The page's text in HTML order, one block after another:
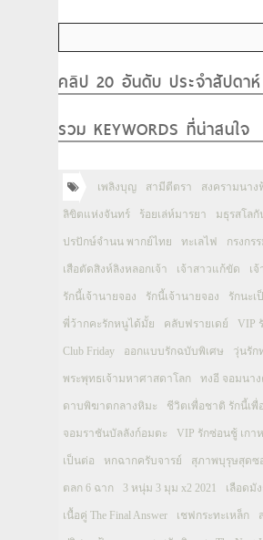
คลิป 20 อันดับ ประจำสัปดาห์
รวม KEYWORDS ที่น่าสนใจ
เพลิงบุญ สามีตีตรา สงครามนาง
ลิขิตแห่งจันทร์ ร้อยเล่ห์มารยา มธุรสโลกั
ปรปักษ์จำนน พากย์ไทย ทะเลไฟ กรงกร
เสือตัดสิงห์ลิงหลอกเจ้า เจ้าสาวแก้ขัด เ
รักนี้เจ้านายจอง รักนี้เจ้านายจอง รักนะเ
พี่ว้ากคะรักหนูได้มั้ย คลับฟรายเดย์ VIP
Club Friday ออกแบบรักฉบับพิเศษ วุ่นรัก
พระพุทธเจ้ามหาศาสดาโลก ทงอี จอมนา
ดาบพิฆาตกลางหิมะ ชีวิตเพื่อชาติ รักนี้เพื่
จอมราชันบัลลังก์อมตะ VIP รักซ่อนชู้ เกา
เป็นต่อ หกฉากครับจารย์ สุภาพบุรุษสุดซ
ตลก 6 ฉาก 3 หนุ่ม 3 มุม x2 2021 เลือดมั
เนื้อคู่ The Final Answer เชฟกระทะเหล็ก